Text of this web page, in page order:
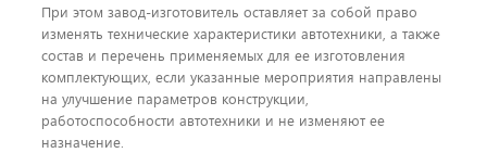
При этом завод-изготовитель оставляет за собой право
изменять технические характеристики автотехники, а также
состав и перечень применяемых для ее изготовления
комплектующих, если указанные мероприятия направлены
на улучшение параметров конструкции,
работоспособности автотехники и не изменяют ее
назначение.